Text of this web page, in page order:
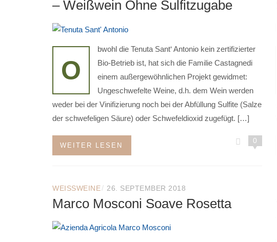
– Weißwein Ohne Sulfitzugabe
O
bwohl die Tenuta Sant‘ Antonio kein zertifizierter
Bio-Betrieb ist, hat sich die Familie Castagnedi
einem außergewöhnlichen Projekt gewidmet:
Ungeschwefelte Weine, d.h. dem Wein werden
weder bei der Vinifizierung noch bei der Abfüllung Sulfite (Salze
der schwefeligen Säure) oder Schwefeldioxid zugefügt. […]
WEITER LESEN
0
WEISSWEINE / 26. SEPTEMBER 2018
Marco Mosconi Soave Rosetta